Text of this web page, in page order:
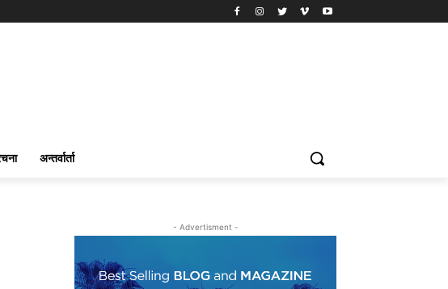
अन्तर्वार्ता
- Advertisment -